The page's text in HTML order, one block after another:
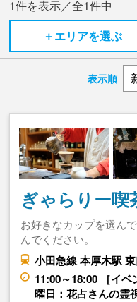
1件を表示／全1件中
＋エリアを選ぶ
表示順
ぎゃらりー喫
お好きなカップを選ん
んでください。
小田急線 本厚木駅
11:00～18:00 ［イ
曜日：花占さんの霊